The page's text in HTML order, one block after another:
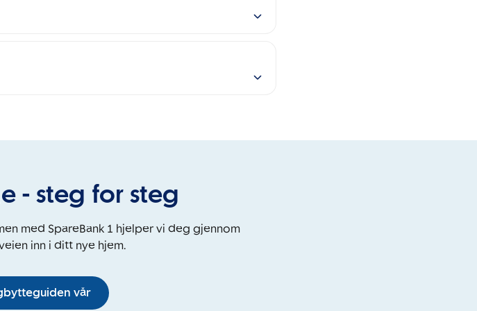
- steg for steg
med SpareBank 1 hjelper vi deg gjennom
inn i ditt nye hjem.
vår